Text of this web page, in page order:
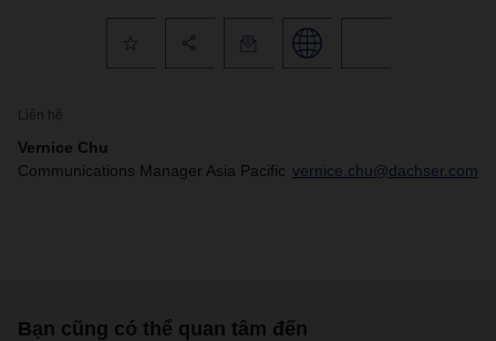
Liên hệ
Vernice Chu
Communications Manager Asia Pacific vernice.chu@dachser.com
Bạn cũng có thể quan tâm đến